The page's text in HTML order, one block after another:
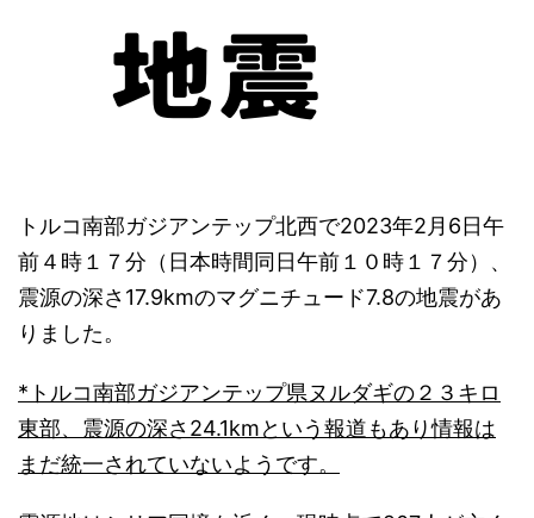
トルコ南部ガジアンテップ北西で2023年2月6日午
前４時１７分（日本時間同日午前１０時１７分）、
震源の深さ17.9kmのマグニチュード7.8の地震があ
りました。
*トルコ南部ガジアンテップ県ヌルダギの２３キロ
東部、震源の深さ24.1kmという報道もあり情報は
まだ統一されていないようです。